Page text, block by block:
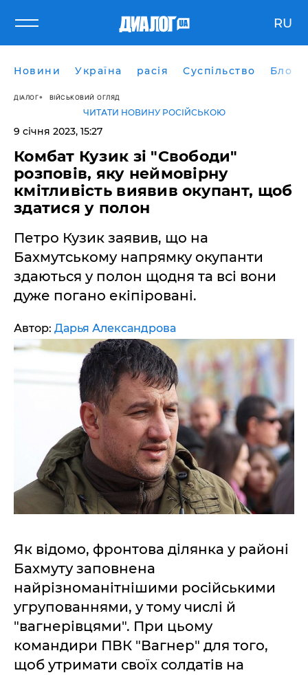
RU
Новини Україна расія Суспільство Блоги
ДІАЛОГ ВІЙСЬКОВИЙ ОГЛЯД
ЧИТАТИ НОВИНУ РОСІЙСЬКОЮ
9 січня 2023, 15:27
Комбат Кузик зі "Свободи"
розповів, яку неймовірну
кмітливість виявив окупант, щоб
здатися у полон
Петро Кузик заявив, що на
Бахмутському напрямку окупанти
здаються у полон щодня та всі вони
дуже погано екіпіровані.
Автор: Дарья Александрова
Як відомо, фронтова ділянка у районі
Бахмуту заповнена
найрізноманітнішими російськими
угрупованнями, у тому числі й
"вагнерівцями". При цьому
командири ПВК "Вагнер" для того,
щоб утримати своїх солдатів на